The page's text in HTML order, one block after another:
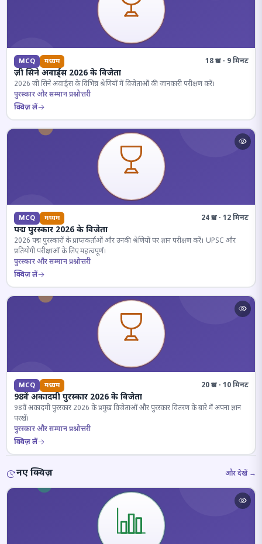
MCQ मध्यम 18 प्रश्न · 9 मिनट
ज़ी सिने अवार्ड्स 2026 के विजेता
2026 जी सिने अवार्ड्स के विभिन्न श्रेणियों में विजेताओं की जानकारी परीक्षण करें।
पुरस्कार और सम्मान प्रश्नोत्तरी
क्विज़ लें
MCQ मध्यम 24 प्रश्न · 12 मिनट
पद्म पुरस्कार 2026 के विजेता
2026 पद्म पुरस्कारों के प्राप्तकर्ताओं और उनकी श्रेणियों पर ज्ञान परीक्षण करें। UPSC और
प्रतियोगी परीक्षाओं के लिए महत्वपूर्ण।
पुरस्कार और सम्मान प्रश्नोत्तरी
क्विज़ लें
MCQ मध्यम 20 प्रश्न · 10 मिनट
98वें अकादमी पुरस्कार 2026 के विजेता
98वें अकादमी पुरस्कार 2026 के प्रमुख विजेताओं और पुरस्कार वितरण के बारे में अपना ज्ञान
परखें।
पुरस्कार और सम्मान प्रश्नोत्तरी
क्विज़ लें
नए क्विज़ और देखें →